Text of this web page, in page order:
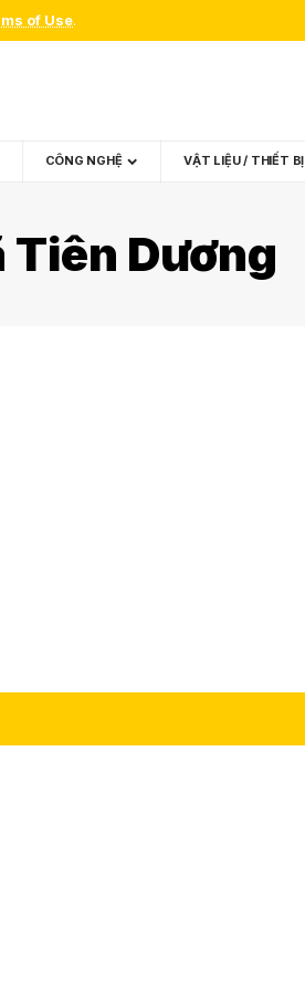
of Use.
CÔNG NGHỆ VẬT LIỆU / THIẾT BỊ
Dương